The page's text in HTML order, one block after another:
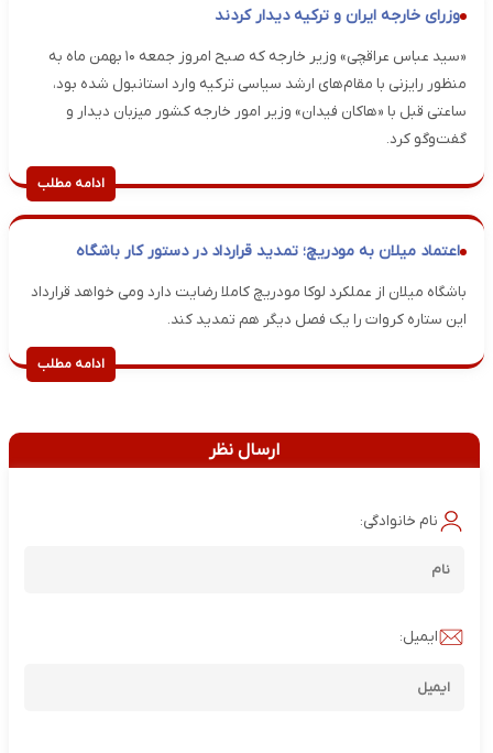
وزرای خارجه ایران و ترکیه دیدار کردند
«سید عباس عراقچی» وزیر خارجه که صبح امروز جمعه ۱۰ بهمن ماه به
منظور رایزنی با مقام‌های ارشد سیاسی ترکیه وارد استانبول شده بود،
ساعتی قبل با «هاکان فیدان» وزیر امور خارجه کشور میزبان دیدار و
گفت‌وگو کرد.
ادامه مطلب
اعتماد میلان به مودریچ؛ تمدید قرارداد در دستور کار باشگاه
باشگاه میلان از عملکرد لوکا مودریچ کاملا رضایت دارد ومی خواهد قرارداد
این ستاره کروات را یک فصل دیگر هم تمدید کند.
ادامه مطلب
ارسال نظر
نام خانوادگی:
ایمیل: